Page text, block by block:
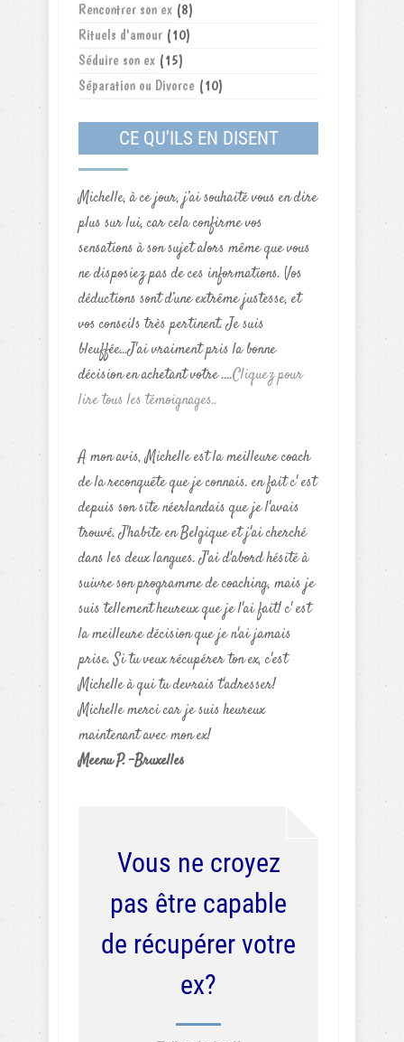
Rencontrer son ex (8)
Rituels d'amour (10)
Séduire son ex (15)
Séparation ou Divorce (10)
CE QU'ILS EN DISENT
Michelle, à ce jour, j’ai souhaité vous en dire
plus sur lui, car cela confirme vos
sensations à son sujet alors même que vous
ne disposiez pas de ces informations. Vos
déductions sont d’une extrême justesse, et
vos conseils très pertinent. Je suis
bleuffée...J'ai vraiment pris la bonne
décision en achetant votre ....Cliquez pour
lire tous les témoignages..
A mon avis, Michelle est la meilleure coach
de la reconquête que je connais. en fait c' est
depuis son site néerlandais que je l'avais
trouvé. J'habite en Belgique et j'ai cherché
dans les deux langues. J'ai d'abord hésité à
suivre son programme de coaching, mais je
suis tellement heureux que je l'ai fait! c' est
la meilleure décision que je n'ai jamais
prise. Si tu veux récupérer ton ex, c'est
Michelle à qui tu devrais t'adresser!
Michelle merci car je suis heureux
maintenant avec mon ex!
Meenu P. -Bruxelles
Vous ne croyez
pas être capable
de récupérer votre
ex?